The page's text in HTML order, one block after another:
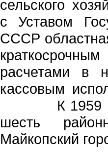
сельского
с Уставом
СССР
расчетами в
кассовым
К 1959
шесть
Майкопский